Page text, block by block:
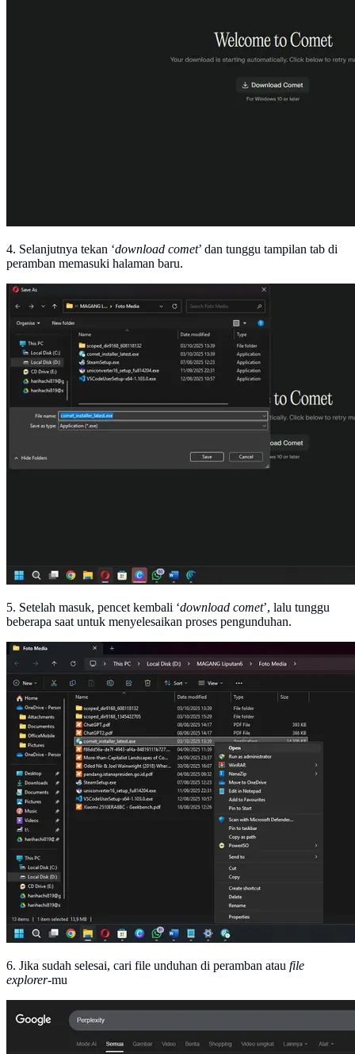
4. Selanjutnya tekan ‘download comet’ dan tunggu tampilan tab di
peramban memasuki halaman baru.
5. Setelah masuk, pencet kembali ‘download comet’, lalu tunggu
beberapa saat untuk menyelesaikan proses pengunduhan.
6. Jika sudah selesai, cari file unduhan di peramban atau file
explorer-mu